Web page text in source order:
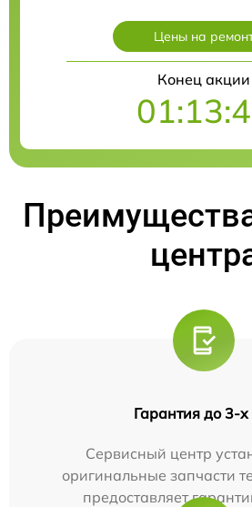
Цены на
Конец акции
Гарантия до 3-х
Сервисный центр
оригинальные запчасти
предоставляет